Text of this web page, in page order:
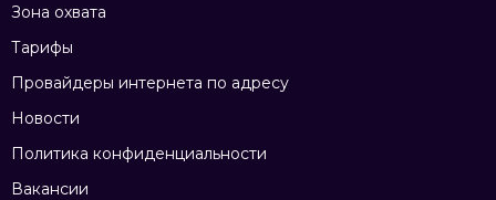
Зона охвата
Тарифы
Провайдеры интернета по адресу
Новости
Политика конфиденциальности
Вакансии